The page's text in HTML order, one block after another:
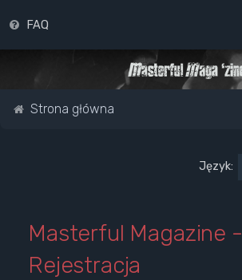
FAQ
Strona główna
Język:
Masterful Magazine -
Rejestracja